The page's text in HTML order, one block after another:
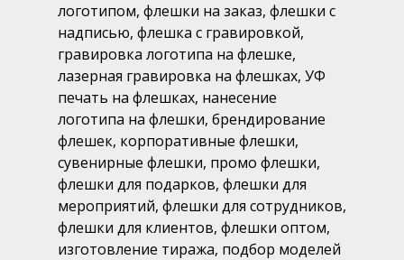
логотипом, флешки на заказ, флешки с
надписью, флешка с гравировкой,
гравировка логотипа на флешке,
лазерная гравировка на флешках, УФ
печать на флешках, нанесение
логотипа на флешки, брендирование
флешек, корпоративные флешки,
сувенирные флешки, промо флешки,
флешки для подарков, флешки для
мероприятий, флешки для сотрудников,
флешки для клиентов, флешки оптом,
изготовление тиража, подбор моделей